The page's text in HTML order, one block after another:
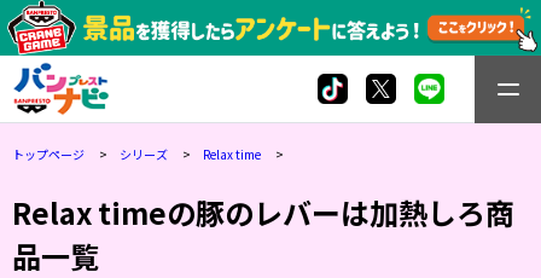
トップページ シリーズ Relax time
Relax timeの豚のレバーは加熱しろ商
品一覧